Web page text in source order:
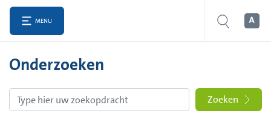
MENU
Onderzoeken
Zoeken